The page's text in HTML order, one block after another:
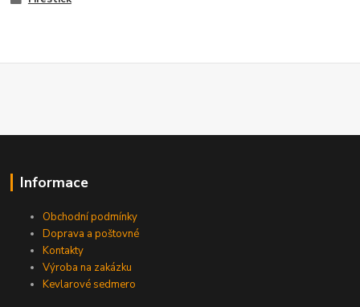
Informace
Obchodní podmínky
Doprava a poštovné
Kontakty
Výroba na zakázku
Kevlarové sedmero